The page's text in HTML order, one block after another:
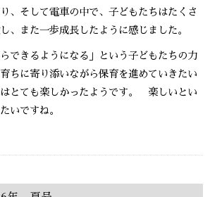
、そして電車の中で、子どもたちはたくさ
、また一歩成長したように感じました。
できるようになる」という子どもたちの力
ちに寄り添いながら保育を進めていきたい
ても楽しかったようです。 楽しいとい
いですね。